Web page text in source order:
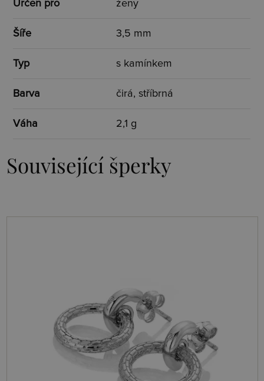
Určen pro ženy
Šíře 3,5 mm
Typ s kamínkem
Barva čirá, stříbrná
Váha 2,1 g
Související šperky